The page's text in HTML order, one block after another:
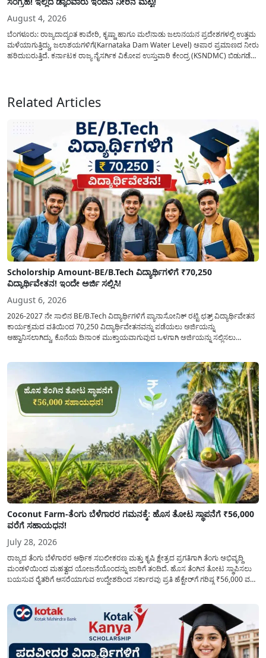
August 4, 2026
ಬೆಂಗಳೂರು: ರಾಜ್ಯದಾದ್ಯಂತ ಕಾವೇರಿ, ಕೃಷ್ಣಾ ಹಾಗೂ ಮಲೆನಾಡು ಜಲಾನಯನ ಪ್ರದೇಶಗಳಲ್ಲಿ ಉತ್ತಮ
ಮಳೆಯಾಗುತ್ತಿದ್ದು, ಜಲಾಶಯಗಳಿಗೆ(Karnataka Dam Water Level) ಅಪಾರ ಪ್ರಮಾಣದ ನೀರು
ಹರಿದುಬರುತ್ತಿದೆ. ಕರ್ನಾಟಕ ರಾಜ್ಯ ನೈಸರ್ಗಿಕ ವಿಕೋಪ ಉಸ್ತುವಾರಿ ಕೇಂದ್ರ (KSNDMC) ಬಿಡುಗಡೆ
Related Articles
Scholorship Amount-BE/B.Tech ವಿದ್ಯಾರ್ಥಿಗಳಿಗೆ ₹70,250
ವಿದ್ಯಾರ್ಥಿವೇತನ! ಇಂದೇ ಅರ್ಜಿ ಸಲ್ಲಿಸಿ!
August 6, 2026
2026-2027 ನೇ ಸಾಲಿನ BE/B.Tech ವಿದ್ಯಾರ್ಥಿಗಳಿಗೆ ಪ್ಯಾನಾಸೋನಿಕ್ ರಟ್ಟಿ ಛತ್ರ್ ವಿದ್ಯಾರ್ಥಿವೇತನ
ಕಾರ್ಯಕ್ರಮದ ವತಿಯಿಂದ 70,250 ವಿದ್ಯಾರ್ಥಿವೇತನವನ್ನು ಪಡೆಯಲು ಅರ್ಜಿಯನ್ನು
ಆಹ್ವಾನಿಸಲಾಗಿದ್ದು, ಕೊನೆಯ ದಿನಾಂಕ ಮುಕ್ತಾಯವಾಗುವುದ ಒಳಗಾಗಿ ಅರ್ಜಿಯನ್ನು ಸಲ್ಲಿಸಲು
Coconut Farm-ತೆಂಗು ಬೆಳೆಗಾರರ ಗಮನಕ್ಕೆ: ಹೊಸ ತೋಟ ಸ್ಥಾಪನೆಗೆ ₹56,000
ವರೆಗೆ ಸಹಾಯಧನ!
July 28, 2026
ರಾಜ್ಯದ ತೆಂಗು ಬೆಳೆಗಾರರ ಆರ್ಥಿಕ ಸಬಲೀಕರಣ ಮತ್ತು ಕೃಷಿ ಕ್ಷೇತ್ರದ ಪ್ರಗತಿಗಾಗಿ ತೆಂಗು ಅಭಿವೃದ್ದಿ
ಮಂಡಳಿಯಿಂದ ಮಹತ್ವದ ಯೋಜನೆಯೊಂದನ್ನು ಜಾರಿಗೆ ತಂದಿದೆ. ಹೊಸ ತೆಂಗಿನ ತೋಟ ಸ್ಥಾಪಿಸಲು
ಬಯಸುವ ರೈತರಿಗೆ ಆಸರೆಯಾಗುವ ಉದ್ದೇಶದಿಂದ ಸರ್ಕಾರವು ಪ್ರತಿ ಹೆಕ್ಟೇರ್‌ಗೆ ಗರಿಷ್ಠ ₹56,000 ವರೆಗೆ